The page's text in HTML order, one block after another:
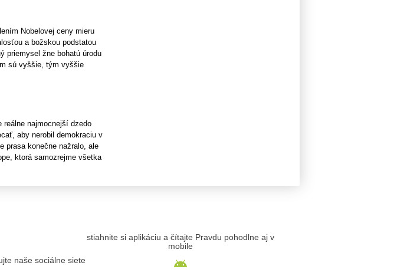
Nobelovej ceny mieru
a božskou podstatou
priemysel žne bohatú úrodu
sú vyššie, tým vyššie
najmocnejší dzedo
aby nerobil demokraciu v
prasa konečne nažralo, ale
ktorá samozrejme všetka
naše sociálne siete
stiahnite si aplikáciu a čítajte Pravdu pohodlne aj v
mobile